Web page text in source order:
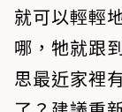
就可以輕輕
哪，牠就跟
思最近家裡